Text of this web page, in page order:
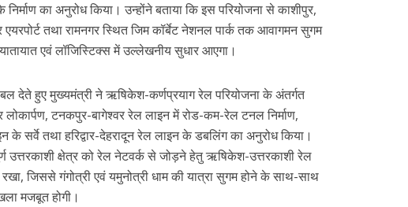
निर्माण का अनुरोध किया। उन्होंने बताया कि इस परियोजना से काशीपुर,
एयरपोर्ट तथा रामनगर स्थित जिम कॉर्बेट नेशनल पार्क तक आवागमन सुगम
यातायात एवं लॉजिस्टिक्स में उल्लेखनीय सुधार आएगा।
देते हुए मुख्यमंत्री ने ऋषिकेश-कर्णप्रयाग रेल परियोजना के अंतर्गत
टनकपुर-बागेश्वर रेल लाइन में रोड-कम-रेल टनल निर्माण,
के सर्वे तथा हरिद्वार-देहरादून रेल लाइन के डबलिंग का अनुरोध किया।
उत्तरकाशी क्षेत्र को रेल नेटवर्क से जोड़ने हेतु ऋषिकेश-उत्तरकाशी रेल
रखा, जिससे गंगोत्री एवं यमुनोत्री धाम की यात्रा सुगम होने के साथ-साथ
मजबूत होगी।